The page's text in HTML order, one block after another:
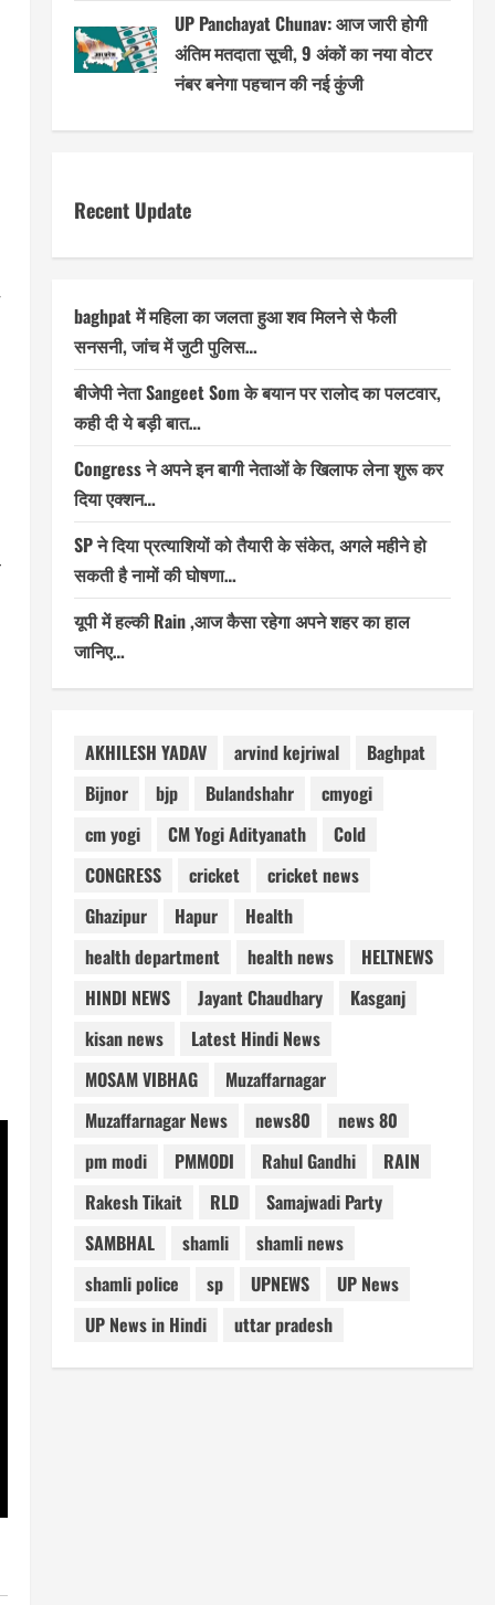
UP Panchayat Chunav: आज जारी होगी
अंतिम मतदाता सूची, 9 अंकों का नया वोटर
नंबर बनेगा पहचान की नई कुंजी
Recent Update
baghpat में महिला का जलता हुआ शव मिलने से फैली
सनसनी, जांच में जुटी पुलिस…
बीजेपी नेता Sangeet Som के बयान पर रालोद का पलटवार,
कही दी ये बड़ी बात…
Congress ने अपने इन बागी नेताओं के खिलाफ लेना शुरू कर
दिया एक्शन…
SP ने दिया प्रत्याशियों को तैयारी के संकेत, अगले महीने हो
सकती है नामों की घोषणा…
यूपी में हल्की Rain ,आज कैसा रहेगा अपने शहर का हाल
जानिए…
AKHILESH YADAV arvind kejriwal
Baghpat
Bijnor
bjp Bulandshahr
cmyogi
cm yogi
CM Yogi Adityanath
Cold
CONGRESS
cricket
cricket news
Ghazipur
Hapur
Health
health department
health news
HELTNEWS
HINDI NEWS
Jayant Chaudhary
Kasganj
kisan news
Latest Hindi News
MOSAM VIBHAG
Muzaffarnagar
Muzaffarnagar News
news80
news 80
pm modi
PMMODI Rahul Gandhi
RAIN
Rakesh Tikait
RLD
Samajwadi Party
SAMBHAL
shamli
shamli news
shamli police
sp UPNEWS
UP News
UP News in Hindi
uttar pradesh